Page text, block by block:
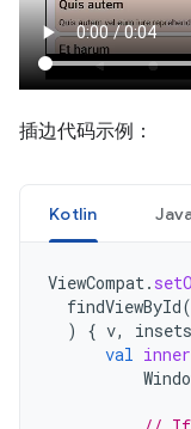
插边代码示例：
Kotlin
ViewCompat.
findViewById(
)
{ v, insets
val